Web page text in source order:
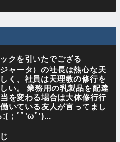
クを引いたでござる
ャータ）の社長は熱心な天
く、社員は天理教の修行を
い。 業務用の乳製品を配達
を変わる場合は大体修行行
いている友人が言ってまし
:(；ﾞﾟ'ωﾟ')...